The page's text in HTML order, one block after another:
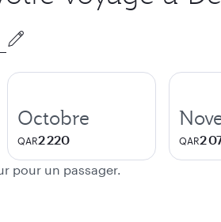
Octobre
QAR2 220 QAR2
pour un passager.